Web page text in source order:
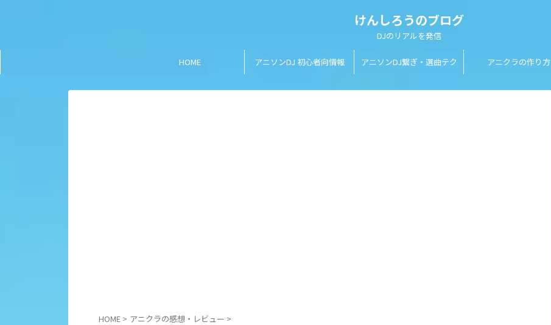
けんしろうのブログ
DJのリアルを発信
HOME アニソンDJ 初心者向情報 アニソンDJ繋ぎ・選曲テク アニクラの作り方
HOME > アニクラの感想・レビュー >